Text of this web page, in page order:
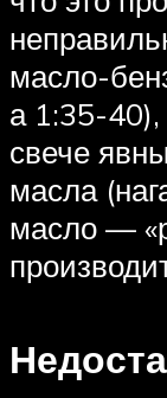
масло-
а 1:35-
свече
масла
масло —